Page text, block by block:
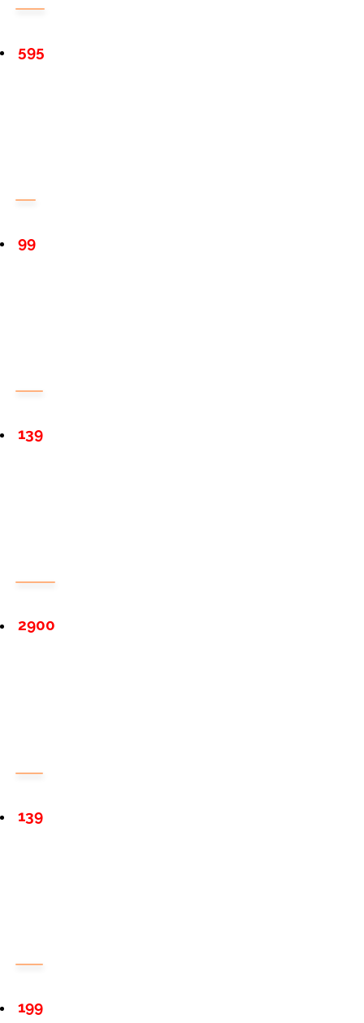
595
99
139
2900
139
199